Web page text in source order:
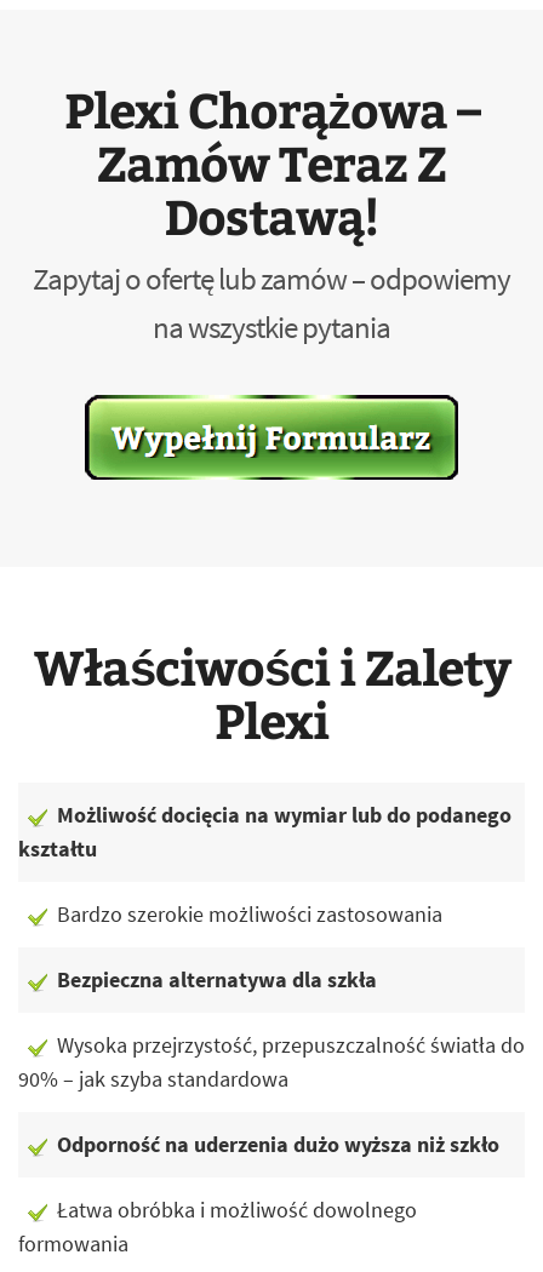
Plexi Chorążowa –
Zamów Teraz Z
Dostawą!
Zapytaj o ofertę lub zamów – odpowiemy
na wszystkie pytania
Właściwości i Zalety
Plexi
Możliwość docięcia na wymiar lub do podanego
kształtu
Bardzo szerokie możliwości zastosowania
Bezpieczna alternatywa dla szkła
Wysoka przejrzystość, przepuszczalność światła do
90% – jak szyba standardowa
Odporność na uderzenia dużo wyższa niż szkło
Łatwa obróbka i możliwość dowolnego
formowania